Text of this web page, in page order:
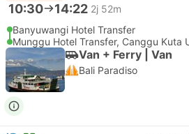
10:30 14:22 2j 52m
Banyuwangi Hotel Transfer
Munggu Hotel Transfer, Canggu Kuta
Van + Ferry | Van
Bali Paradiso